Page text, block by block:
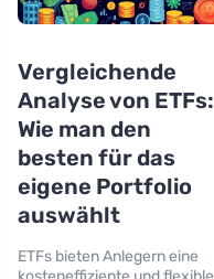
Vergleichende
Analyse von ETFs:
Wie man den
besten für das
eigene Portfolio
auswählt
ETFs bieten Anlegern eine